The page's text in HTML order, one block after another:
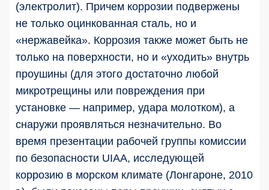
(электролит). Причем коррозии подвержены
не только оцинкованная сталь, но и
«нержавейка». Коррозия также может быть не
только на поверхности, но и «уходить» внутрь
проушины (для этого достаточно любой
микротрещины или повреждения при
установке — например, удара молотком), а
снаружи проявляться незначительно. Во
время презентации рабочей группы комиссии
по безопасности UIAA, исследующей
коррозию в морском климате (Лонгароне, 2010